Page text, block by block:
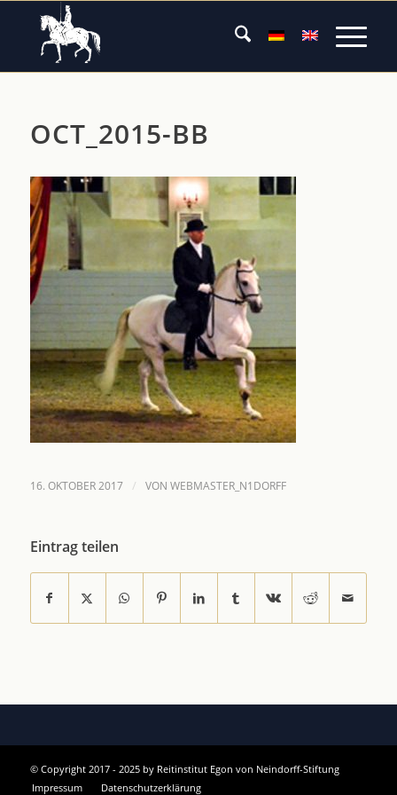
OCT_2015-BB
16. OKTOBER 2017 / VON WEBMASTER_N1DORFF
Eintrag teilen
© Copyright 2017 - 2025 by Reitinstitut Egon von Neindorff-Stiftung
Impressum
Datenschutzerklärung